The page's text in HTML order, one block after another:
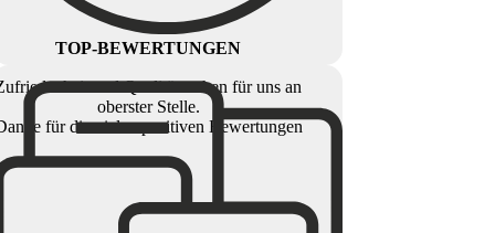
TOP-BEWERTUNGEN
und Qualität stehen für uns an
oberster Stelle.
für die vielen positiven Bewertungen